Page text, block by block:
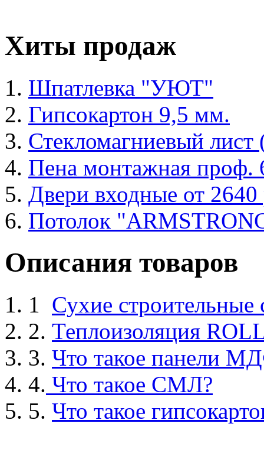
Хиты продаж
Шпатлевка "УЮТ"
Гипсокартон 9,5 мм.
Стекломагниевый
Пена монтажная проф.
Двери входные от 2640
Потолок
Описания товаров
1 Сухие
2. Теплоизоляция
3. Что такое панели
4. Что такое СМЛ?
5. Что такое